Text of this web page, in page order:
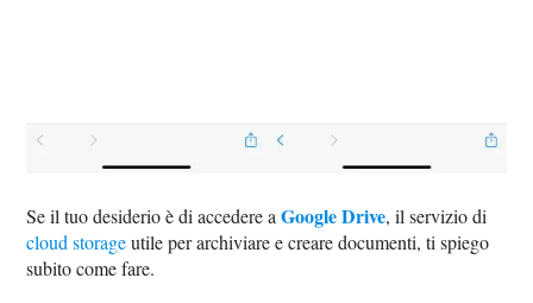
Se il tuo desiderio è di accedere aGoogle Drive, il servizio di
cloud storageutile per archiviare e creare documenti, ti spiego
subito come fare.